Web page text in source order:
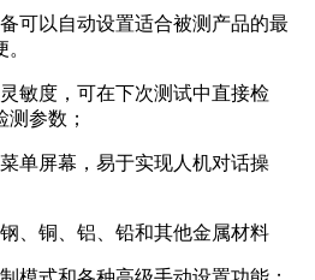
可以自动设置适合被测产品的最
敏度，可在下次测试中直接检
参数；
单屏幕，易于实现人机对话操
、铜、铝、铅和其他金属材料